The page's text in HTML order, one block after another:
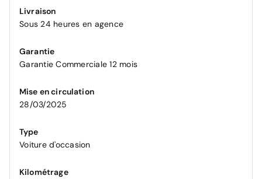
Livraison
Sous 24 heures en agence
Garantie
Garantie Commerciale 12 mois
Mise en circulation
28/03/2025
Type
Voiture d'occasion
Kilométrage